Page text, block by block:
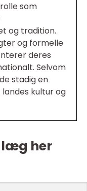
som
og tradition.
og formelle
deres
Selvom
stadig en
kultur og
her